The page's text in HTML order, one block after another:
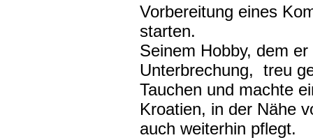
Vorbereitung eines
starten.
Seinem Hobby, dem
Unterbrechung, treu
Tauchen und machte
Kroatien, in der Nähe
auch weiterhin pflegt.